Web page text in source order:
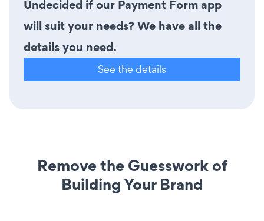
Undecided if our Payment Form app
will suit your needs? We have all the
details you need.
See the details
Remove the Guesswork of
Building Your Brand